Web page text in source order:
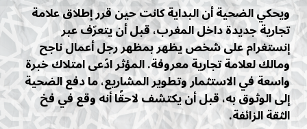
ويحكي الضحية أن البداية كانت حين قرر إطلاق علامة
تجارية جديدة داخل المغرب، قبل أن يتعرّف عبر
إنستغرام على شخص يظهر بمظهر رجل أعمال ناجح
ومالك لعلامة تجارية معروفة. المؤثر ادّعى امتلاك خبرة
واسعة في الاستثمار وتطوير المشاريع، ما دفع الضحية
إلى الوثوق به، قبل أن يكتشف لاحقًا أنه وقع في فخ
الثقة الزائفة.